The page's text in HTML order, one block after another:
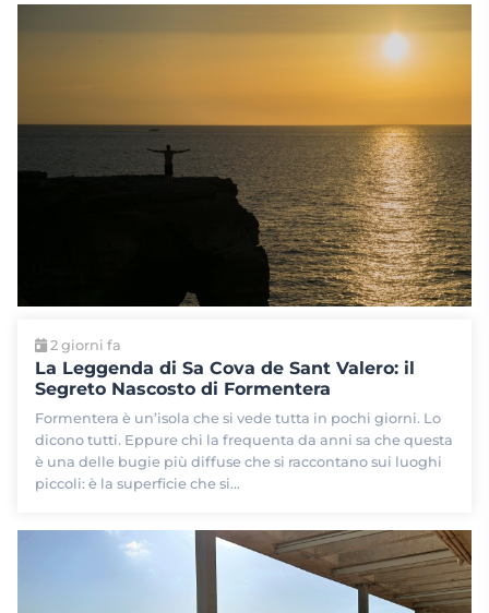
2 giorni fa
La Leggenda di Sa Cova de Sant Valero: il
Segreto Nascosto di Formentera
Formentera è un’isola che si vede tutta in pochi giorni. Lo
dicono tutti. Eppure chi la frequenta da anni sa che questa
è una delle bugie più diffuse che si raccontano sui luoghi
piccoli: è la superficie che si…